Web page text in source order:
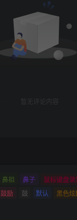
暂无评论内容
鼻祖 鼻子 鼠标键盘
鼓励 鼓 默认 黑色